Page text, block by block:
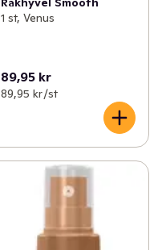
1 st, Venus
89,95 kr
89,95 kr /st